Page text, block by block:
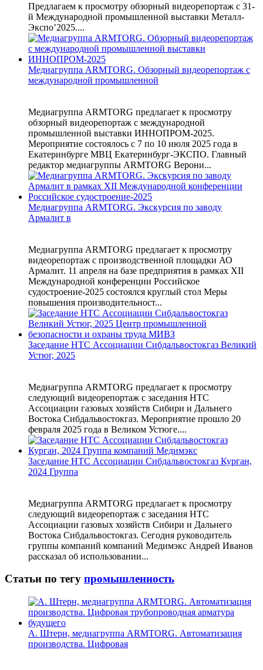
Предлагаем к просмотру обзорный видеорепортаж с 31-
й Международной промышленной выставки Металл-
Экспо’2025....
Медиагруппа ARMTORG. Обзорный видеорепортаж с
международной промышленной
Медиагруппа ARMTORG предлагает к просмотру
обзорный видеорепортаж с международной
промышленной выставки ИННОПРОМ-2025.
Мероприятие состоялось с 7 по 10 июля 2025 года в
Екатеринбурге МВЦ Екатеринбург-ЭКСПО. Главный
редактор медиагруппы ARMTORG Верони...
Медиагруппа ARMTORG. Экскурсия по заводу
Армалит в
Медиагруппа ARMTORG предлагает к просмотру
видеорепортаж с производственной площадки АО
Армалит. 11 апреля на базе предприятия в рамках XII
Международной конференции Российское
судостроение-2025 состоялся круглый стол Меры
повышения производительност...
Заседание НТС Ассоциации Сибдальвостокгаз Великий
Устюг, 2025
Медиагруппа ARMTORG предлагает к просмотру
следующий видеорепортаж с заседания НТС
Ассоциации газовых хозяйств Сибири и Дальнего
Востока Сибдальвостокгаз. Мероприятие прошло 20
февраля 2025 года в Великом Устюге....
Заседание НТС Ассоциации Сибдальвостокгаз Курган,
2024 Группа
Медиагруппа ARMTORG предлагает к просмотру
следующий видеорепортаж с заседания НТС
Ассоциации газовых хозяйств Сибири и Дальнего
Востока Сибдальвостокгаз. Сегодня руководитель
группы компаний компаний Медимэкс Андрей Иванов
рассказал об использовании...
Статьи по тегу промышленность
А. Штерн, медиагруппа ARMTORG. Автоматизация
производства. Цифровая